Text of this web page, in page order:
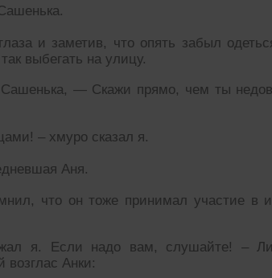
и заметив, что опять забыл
выбегать на улицу.
— Скажи прямо, чем ты
– хмуро сказал я.
Аня.
что он тоже принимал участие в
я. Если надо вам, слушайте! –
Анки: